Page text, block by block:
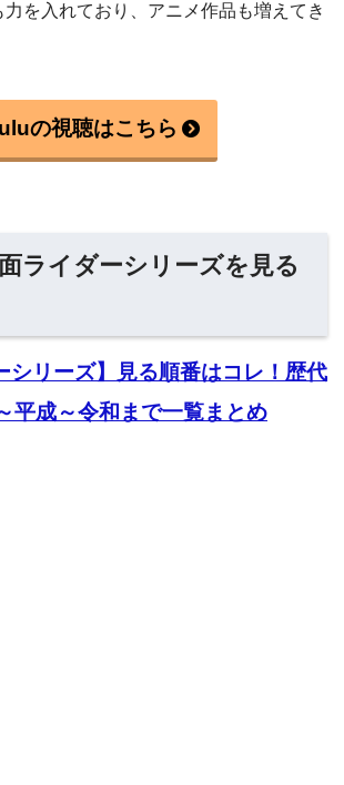
を入れており、アニメ作品も増えてき
の視聴はこちら
面ライダーシリーズを見る
シリーズ】見る順番はコレ！歴代
平成～令和まで一覧まとめ